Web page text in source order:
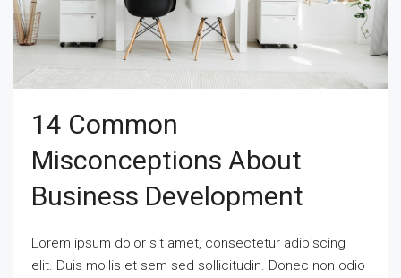
14 Common
Misconceptions About
Business Development
Lorem ipsum dolor sit amet, consectetur adipiscing
elit. Duis mollis et sem sed sollicitudin. Donec non odio